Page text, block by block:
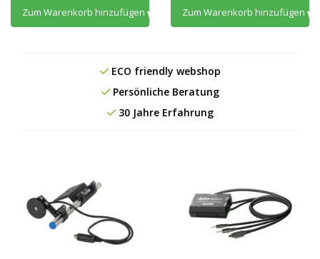
Zum Warenkorb hinzufügen Zum Warenkorb hinzufügen
ECO friendly webshop
Persönliche Beratung
30 Jahre Erfahrung